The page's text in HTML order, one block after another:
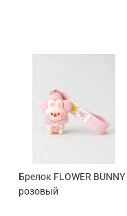
Брелок FLOWER BUNNY
розовый